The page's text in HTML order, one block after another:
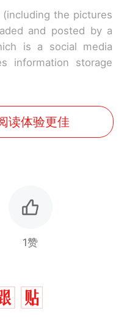
the pictures
and posted by a
is a social media
information storage
读体验更佳
1赞